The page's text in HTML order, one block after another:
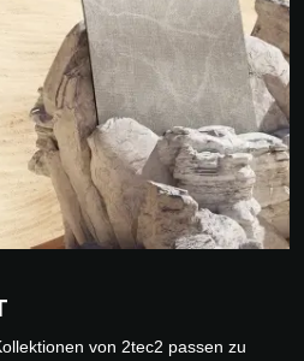
von 2tec2 passen zu